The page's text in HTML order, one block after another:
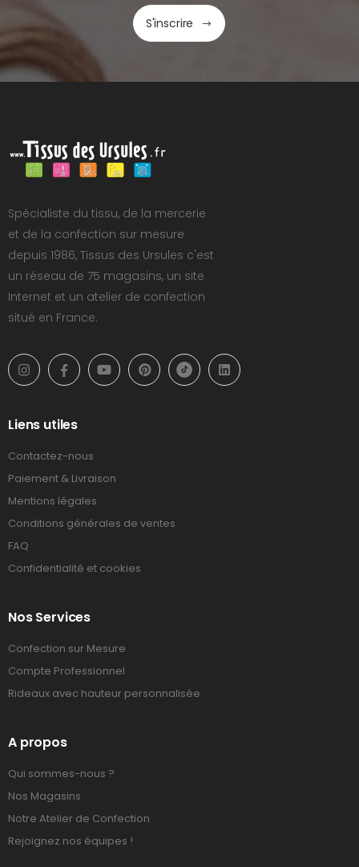
S'inscrire
Spécialiste du tissu, de la mercerie
et de la confection sur mesure
depuis 1986, Tissus des Ursules c'est
un réseau de 75 magasins, un site
Internet et un atelier de confection
situé en France.
Liens utiles
Contactez-nous
Paiement & Livraison
Mentions légales
Conditions générales de ventes
FAQ
Confidentialité et cookies
Nos Services
Confection sur Mesure
Compte Professionnel
Rideaux avec hauteur personnalisée
A propos
Qui sommes-nous ?
Nos Magasins
Notre Atelier de Confection
Rejoignez nos équipes !